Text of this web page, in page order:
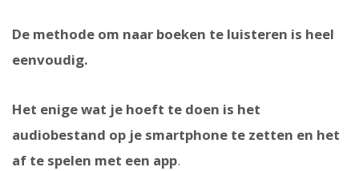
De methode om naar boeken te luisteren is heel
eenvoudig.
Het enige wat je hoeft te doen is het
audiobestand op je smartphone te zetten en het
af te spelen met een app.